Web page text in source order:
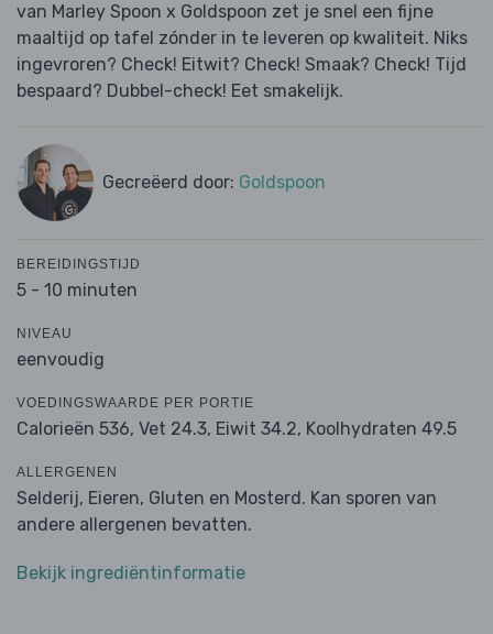
van Marley Spoon x Goldspoon zet je snel een fijne
maaltijd op tafel zónder in te leveren op kwaliteit. Niks
ingevroren? Check! Eitwit? Check! Smaak? Check! Tijd
bespaard? Dubbel-check! Eet smakelijk.
Gecreëerd door: Goldspoon
BEREIDINGSTIJD
5 - 10 minuten
NIVEAU
eenvoudig
VOEDINGSWAARDE PER PORTIE
Calorieën 536, Vet 24.3, Eiwit 34.2, Koolhydraten 49.5
ALLERGENEN
Selderij, Eieren, Gluten en Mosterd. Kan sporen van
andere allergenen bevatten.
Bekijk ingrediëntinformatie